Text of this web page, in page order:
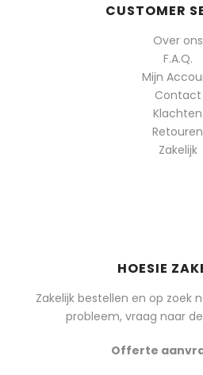
CUSTOMER
Over ons
F.A.Q.
Mijn
Contact
Klachten
Retouren
Zakelijk
HOESIE
Zakelijk bestellen en op zoek
probleem, vraag naar
Offerte